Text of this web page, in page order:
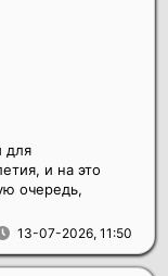
13-07-2026, 11:50
для
и на это
очередь,